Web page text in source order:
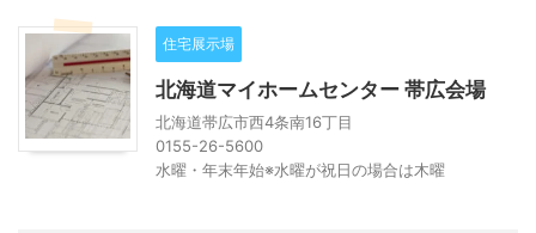
住宅展示場
北海道マイホームセンター 帯広会場
北海道帯広市西4条南16丁目
0155-26-5600
水曜・年末年始※水曜が祝日の場合は木曜